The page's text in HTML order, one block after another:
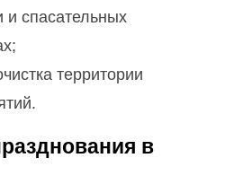
и спасательных
территории
в